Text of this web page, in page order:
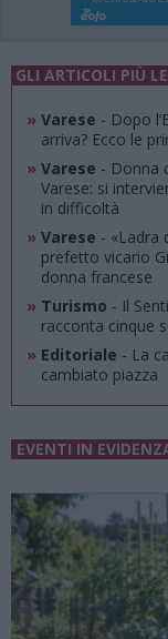
GLI ARTICOLI PIÙ
» Varese - Dopo
arriva? Ecco le
» Varese - Donna
Varese: si
in difficoltà
» Varese - «Ladra
prefetto vicario
donna francese
» Turismo - Il
racconta cinque
» Editoriale - La
cambiato piazza
EVENTI IN